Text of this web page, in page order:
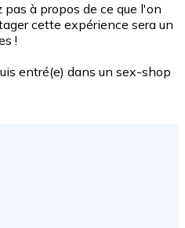
pas à propos de ce que l'on
cette expérience sera un
!
entré(e) dans un sex-shop